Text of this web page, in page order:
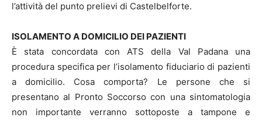
l’attività del punto prelievi di Castelbelforte.
ISOLAMENTO A DOMICILIO DEI PAZIENTI
È stata concordata con ATS della Val Padana una
procedura specifica per l’isolamento fiduciario di pazienti
a domicilio. Cosa comporta? Le persone che si
presentano al Pronto Soccorso con una sintomatologia
non importante verranno sottoposte a tampone e